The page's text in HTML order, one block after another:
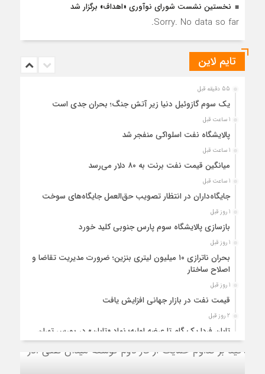
نخستین نشست شورای نوآوری «اهداف» برگزار شد
Sorry. No data so far.
تایم لاین
55 دقیقه قبل
یک سوم گازوئیل دنیا زیر آتش جنگ؛ بحران جدی است
1 ساعت قبل
پالایشگاه نفت اسلواکی منفجر شد
1 ساعت قبل
میانگین قیمت نفت برنت به ۸۰ دلار می‌رسد
1 ساعت قبل
جایگاه‌داران در انتظار تصویب حق‌العمل جایگاه‌های سوخت
1 روز قبل
بازسازی پالایشگاه سوم پارس جنوبی کلید خورد
1 روز قبل
بحران ناترازی ۱۰ میلیون لیتری بنزین؛ ضرورت مدیریت تقاضا و
اصلاح ساختار
1 روز قبل
قیمت نفت در بازار جهانی افزایش یافت
2 روز قبل
تابان فردا یک گام تا عرضه اولیه؛ نماد «تابان» در بورس تهران
درج شد